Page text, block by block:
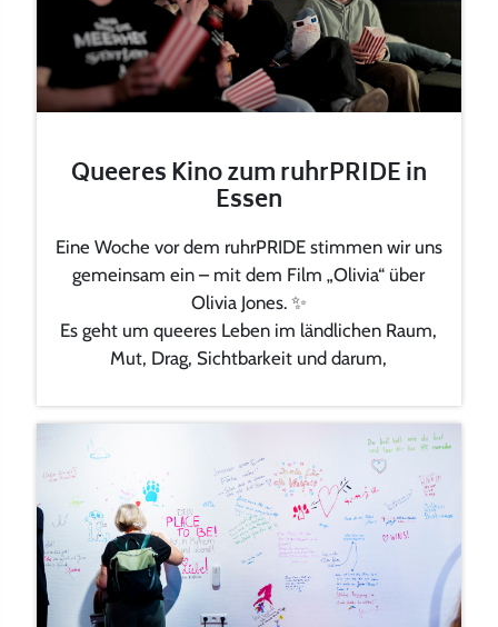
Queeres Kino zum ruhrPRIDE in
Essen
Eine Woche vor dem ruhrPRIDE stimmen wir uns
gemeinsam ein – mit dem Film „Olivia“ über
Olivia Jones. ✨
Es geht um queeres Leben im ländlichen Raum,
Mut, Drag, Sichtbarkeit und darum,